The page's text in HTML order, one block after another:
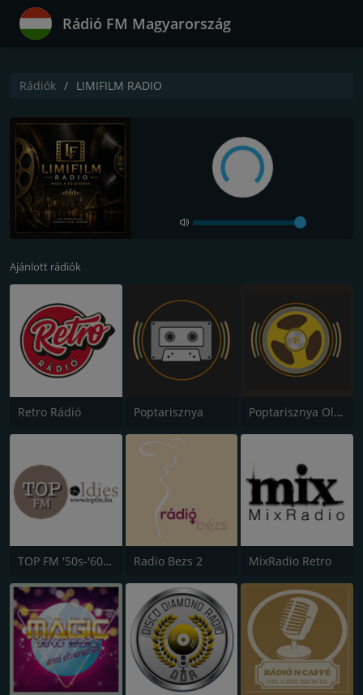
Rádió FM Magyarország
Rádiók LIMIFILM RADIO
Ajánlott rádiók
Retro Rádió Poptarisznya Poptarisznya Oldies
TOP FM '50s-'60s-'70s'-80s Radio Bezs 2 MixRadio Retro